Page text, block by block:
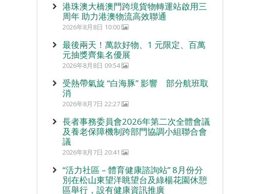
港珠澳大橋澳門跨境貨物轉運站啟用三
周年 助力港澳物流高效聯通
2026年8月8日 10:00
最後兩天！萬款好物、1 元限定、百萬
元抽獎齊集名優展
2026年8月8日 09:54
受熱帶氣旋 “白海豚” 影響 部分航班取
消
2026年8月7日 22:27
長者事務委員會2026年第二次全體會議
及養老保障機制跨部門協調小組聯合會
議
2026年8月7日 20:41
“活力社區 – 體育健康諮詢站” 8月份分
別在松山東望洋眺望台及綠楊花園休憩
區舉行，設有健康資訊推廣